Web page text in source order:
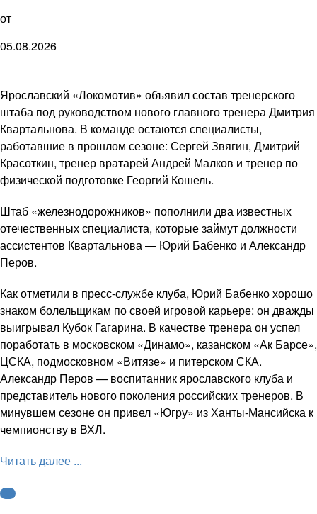
от
05.08.2026
Ярославский «Локомотив» объявил состав тренерского
штаба под руководством нового главного тренера Дмитрия
Квартальнова. В команде остаются специалисты,
работавшие в прошлом сезоне: Сергей Звягин, Дмитрий
Красоткин, тренер вратарей Андрей Малков и тренер по
физической подготовке Георгий Кошель.
Штаб «железнодорожников» пополнили два известных
отечественных специалиста, которые займут должности
ассистентов Квартальнова — Юрий Бабенко и Александр
Перов.
Как отметили в пресс-службе клуба, Юрий Бабенко хорошо
знаком болельщикам по своей игровой карьере: он дважды
выигрывал Кубок Гагарина. В качестве тренера он успел
поработать в московском «Динамо», казанском «Ак Барсе»,
ЦСКА, подмосковном «Витязе» и питерском СКА.
Александр Перов — воспитанник ярославского клуба и
представитель нового поколения российских тренеров. В
минувшем сезоне он привел «Югру» из Ханты-Мансийска к
чемпионству в ВХЛ.
Читать далее ...
КХЛ